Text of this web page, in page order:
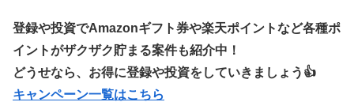
登録や投資でAmazonギフト券や楽天ポイントなど各種ポ
イントがザクザク貯まる案件も紹介中！
どうせなら、お得に登録や投資をしていきましょう👍
キャンペーン一覧はこちら